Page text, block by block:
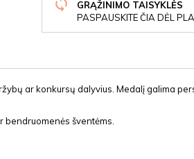
GRĄŽINIMO TAISYKLĖS
PASPAUSKITE ČIA DĖL
ar konkursų dalyvius. Medalį galima
bendruomenės šventėms.